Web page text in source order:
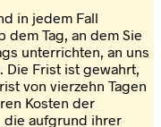
in jedem Fall
dem Tag, an dem Sie
unterrichten, an uns
Die Frist ist gewahrt,
von vierzehn Tagen
Kosten der
die aufgrund ihrer